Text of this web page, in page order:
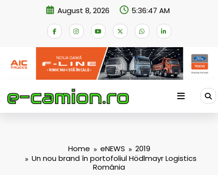
August 8, 2026 5:36:47 AM
Home eNEWS
2019
Un nou brand în portofoliul Hödlmayr Logistics
România